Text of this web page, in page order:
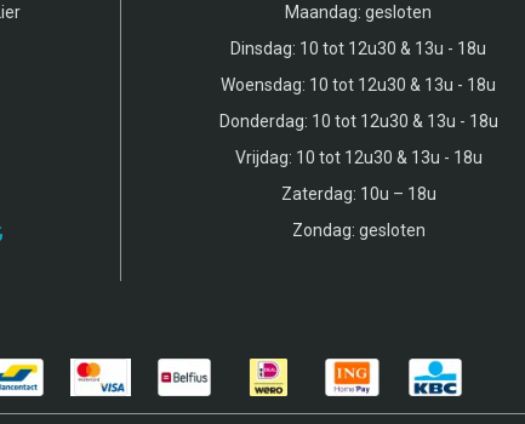
Maandag: gesloten
Dinsdag: 10 tot 12u30 & 13u - 18u
Woensdag: 10 tot 12u30 & 13u - 18u
Donderdag: 10 tot 12u30 & 13u - 18u
Vrijdag: 10 tot 12u30 & 13u - 18u
Zaterdag: 10u – 18u
Zondag: gesloten